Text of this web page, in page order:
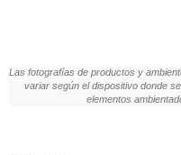
Las fotografías de productos y
variar según el dispositivo donde
elementos